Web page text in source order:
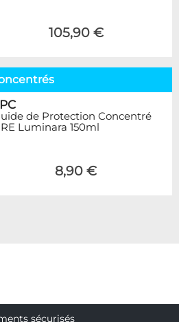
105,90 €
de Protection Concentré
Luminara 150ml
8,90 €
sécurisés